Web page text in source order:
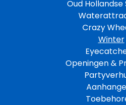
Oud Hollandse
Crazy
Winter
Openingen &